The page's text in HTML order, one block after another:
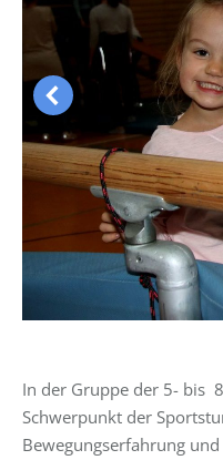
In der Gruppe der 5- bis
Schwerpunkt der
Bewegungserfahrung